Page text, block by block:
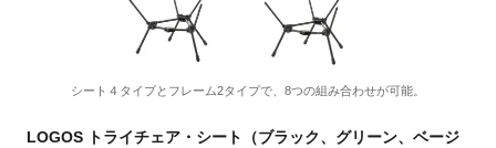
シート４タイプとフレーム2タイプで、8つの組み合わせが可能。
LOGOS トライチェア・シート（ブラック、グリーン、ベージ